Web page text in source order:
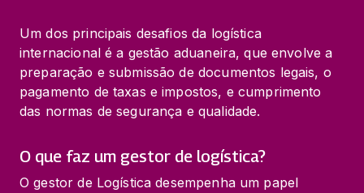
Um dos principais desafios da logística
internacional é a gestão aduaneira, que envolve a
preparação e submissão de documentos legais, o
pagamento de taxas e impostos, e cumprimento
das normas de segurança e qualidade.
O que faz um gestor de logística?
O gestor de Logística desempenha um papel